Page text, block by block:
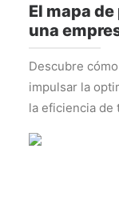
El mapa
una
Descubre
impulsar la
la eficiencia de